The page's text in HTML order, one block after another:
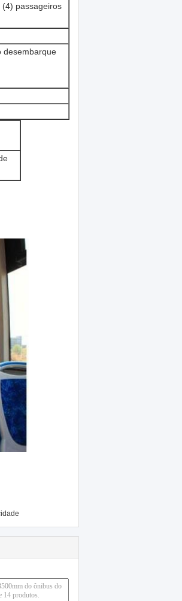
(4) passageiros
desembarque